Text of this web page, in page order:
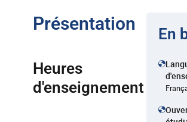
Présentation
Heures
d'enseignement
En